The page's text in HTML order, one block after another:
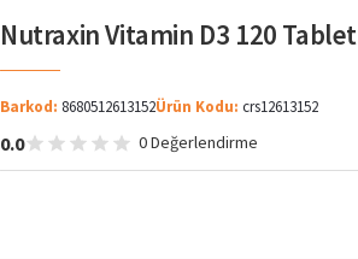
Nutraxin Vitamin D3 120 Tablet
Barkod: 8680512613152Ürün Kodu: crs12613152
0.0 0 Değerlendirme